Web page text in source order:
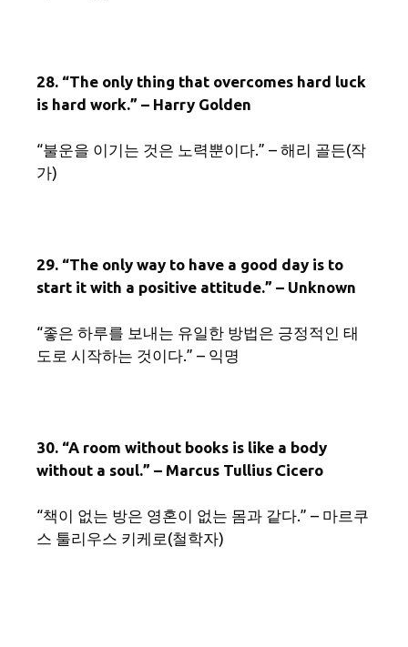
28. “The only thing that overcomes hard luck
is hard work.” – Harry Golden
“불운을 이기는 것은 노력뿐이다.” – 해리 골든(작
가)
29. “The only way to have a good day is to
start it with a positive attitude.” – Unknown
“좋은 하루를 보내는 유일한 방법은 긍정적인 태
도로 시작하는 것이다.” – 익명
30. “A room without books is like a body
without a soul.” – Marcus Tullius Cicero
“책이 없는 방은 영혼이 없는 몸과 같다.” – 마르쿠
스 툴리우스 키케로(철학자)